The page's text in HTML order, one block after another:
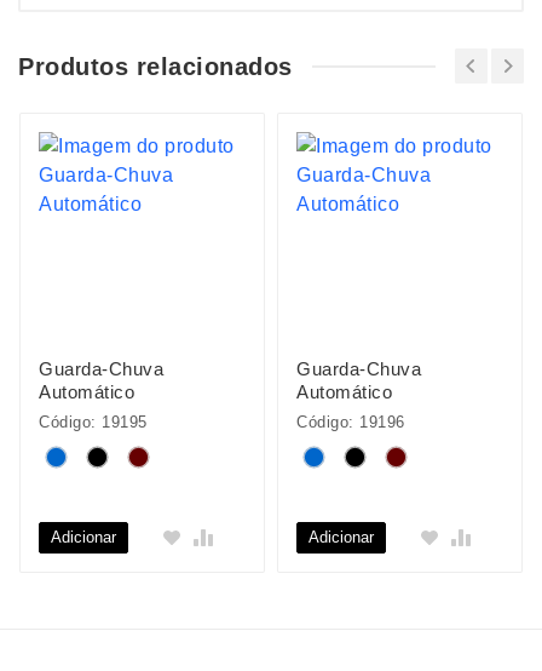
Produtos relacionados
Guarda-Chuva
Automático
Código: 19195
Adicionar
Guarda-Chuva
Automático
Código: 19196
Adicionar